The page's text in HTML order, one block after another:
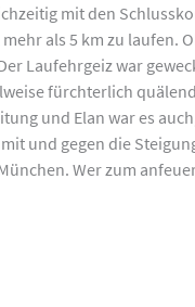
mit den
als 5 km zu laufen.
Laufehrgeiz war
fürchterlich
und Elan war es
und gegen die
Wer zum